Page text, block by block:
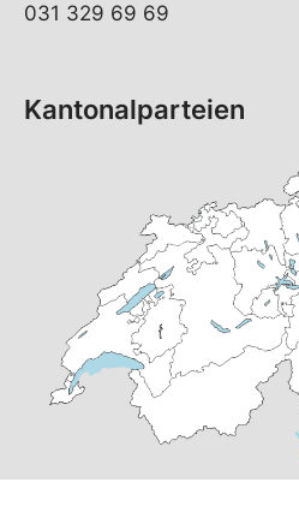
031 329 69 69
Kantonalparteien